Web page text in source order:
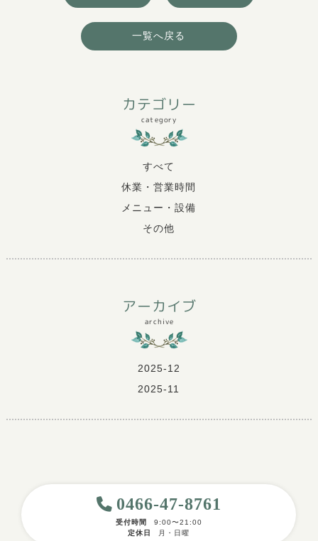
一覧へ戻る
カテゴリー
category
すべて
休業・営業時間
メニュー・設備
その他
アーカイブ
archive
2025-12
2025-11
0466-47-8761
受付時間
9:00〜21:00
定休日
月・日曜